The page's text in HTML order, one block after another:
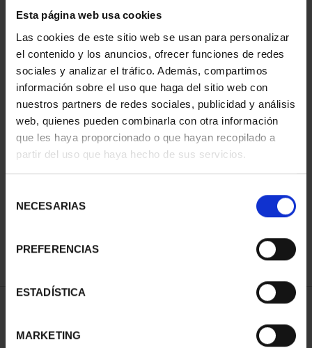
Esta página web usa cookies
Las cookies de este sitio web se usan para personalizar
el contenido y los anuncios, ofrecer funciones de redes
sociales y analizar el tráfico. Además, compartimos
información sobre el uso que haga del sitio web con
nuestros partners de redes sociales, publicidad y análisis
web, quienes pueden combinarla con otra información
que les haya proporcionado o que hayan recopilado a
partir del uso que haya hecho de sus servicios.
NECESARIAS
PREFERENCIAS
ESTADÍSTICA
MARKETING
€2,330.00